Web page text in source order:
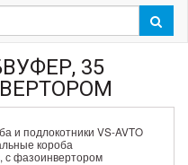
35
и подлокотники VS-AVTO
короба
с фазоинвертором